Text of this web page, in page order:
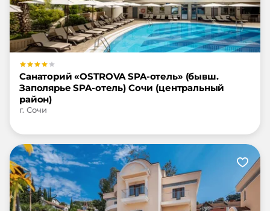
Санаторий «OSTROVA SPA-отель» (бывш.
Заполярье SPA-отель) Сочи (центральный
район)
г. Сочи